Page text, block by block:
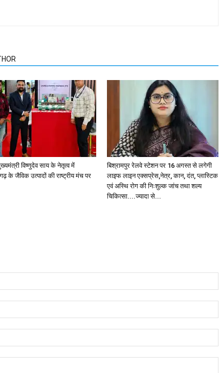
विष्णुदेव साय के नेतृत्व में
के जैविक उत्पादों की राष्ट्रीय मंच पर
बिश्रामपुर रेलवे स्टेशन पर 16 अगस्त से लगेगी
लाइफ लाइन एक्सप्रेस,नेत्र, कान, दंत, प्लास्टिक
एवं अस्थि रोग की निःशुल्क जांच तथा शल्य
चिकित्सा....ज्यादा से...